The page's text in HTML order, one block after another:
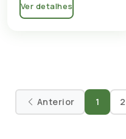
Ver detalhes
Anterior 1 2